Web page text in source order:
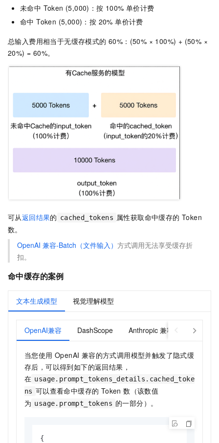
未命中 Token (5,000)：按 100% 单价计费
命中 Token (5,000)：按 20% 单价计费
总输入费用相当于无缓存模式的 60%：(50% × 100%) + (50% ×
20%) = 60%。
可从返回结果的 cached_tokens 属性获取命中缓存的 Token
数。
OpenAI 兼容-Batch（文件输入）方式调用无法享受缓存折
扣。
命中缓存的案例
文本生成模型 视觉理解模型
OpenAI兼容 DashScope Anthropic 兼容
当您使用 OpenAI 兼容的方式调用模型并触发了隐式缓
存后，可以得到如下的返回结果，
在 usage.prompt_tokens_details.cached_toke
ns 可以查看命中缓存的 Token 数（该数值
为 usage.prompt_tokens 的一部分）。
{